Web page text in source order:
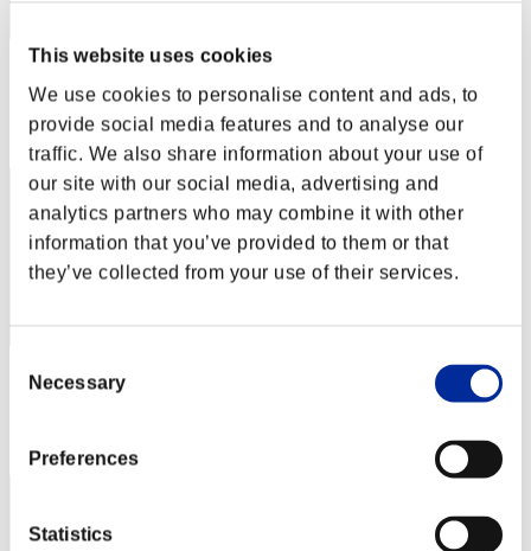
This website uses cookies
We use cookies to personalise content and ads, to
provide social media features and to analyse our
traffic. We also share information about your use of
our site with our social media, advertising and
analytics partners who may combine it with other
information that you’ve provided to them or that
they’ve collected from your use of their services.
Selection
Necessary
Preferences
Statistics
RANK
2
スコア: -